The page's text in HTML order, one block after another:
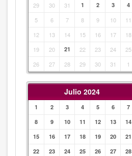
29 30 31 1 2 3 4
5 6 7 8 9 10
11
12
13 14 15 16 17
18
19
20 21 22 23 24
25
26
27 28 29 30 31 1
Julio 2024
1 2 3 4 5 6
7
8
9 10 11 12 13
14
15
16 17 18 19 20
21
22
23 24 25 26 27
28